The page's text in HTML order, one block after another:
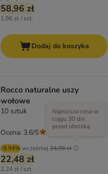
58,96 zł
1,96 zł / szt.
Dodaj do koszyka
Rocco naturalne uszy
wołowe
10 sztuk
-9.94%wcześniej 24,96 zł
Najniższa cena w
ciągu 30 dni
przed obniżką
22,48 zł
2,24 zł / szt.
Ocena: 3.6/5